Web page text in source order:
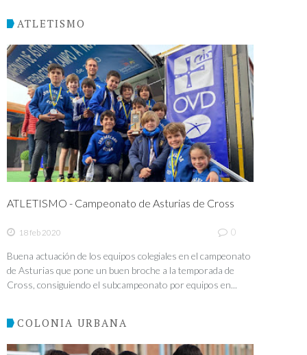
ATLETISMO
ATLETISMO - Campeonato de Asturias de Cross
18 feb 2020 0
Buena actuación de los equipos colegiales en el campeonato
de Asturias que pone un buen broche a la temporada de
Cross, consiguiendo el subcampeonato por equipos en...
COLONIA URBANA